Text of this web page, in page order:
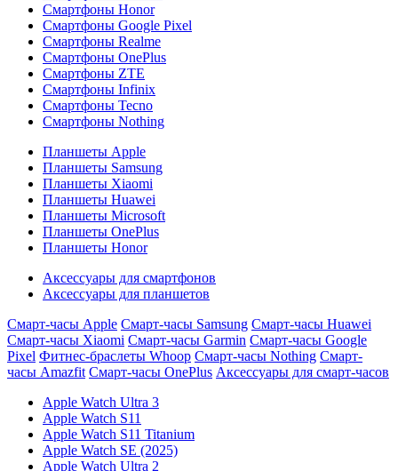
Смартфоны Honor
Смартфоны Google Pixel
Смартфоны Realme
Смартфоны OnePlus
Смартфоны ZTE
Смартфоны Infinix
Смартфоны Tecno
Смартфоны Nothing
Планшеты Apple
Планшеты Samsung
Планшеты Xiaomi
Планшеты Huawei
Планшеты Microsoft
Планшеты OnePlus
Планшеты Honor
Аксессуары для смартфонов
Аксессуары для планшетов
Смарт-часы Apple Смарт-часы Samsung Смарт-часы Huawei
Смарт-часы Xiaomi Смарт-часы Garmin Смарт-часы Google
Pixel Фитнес-браслеты Whoop Смарт-часы Nothing Смарт-
часы Amazfit Смарт-часы OnePlus Аксессуары для смарт-часов
Apple Watch Ultra 3
Apple Watch S11
Apple Watch S11 Titanium
Apple Watch SE (2025)
Apple Watch Ultra 2